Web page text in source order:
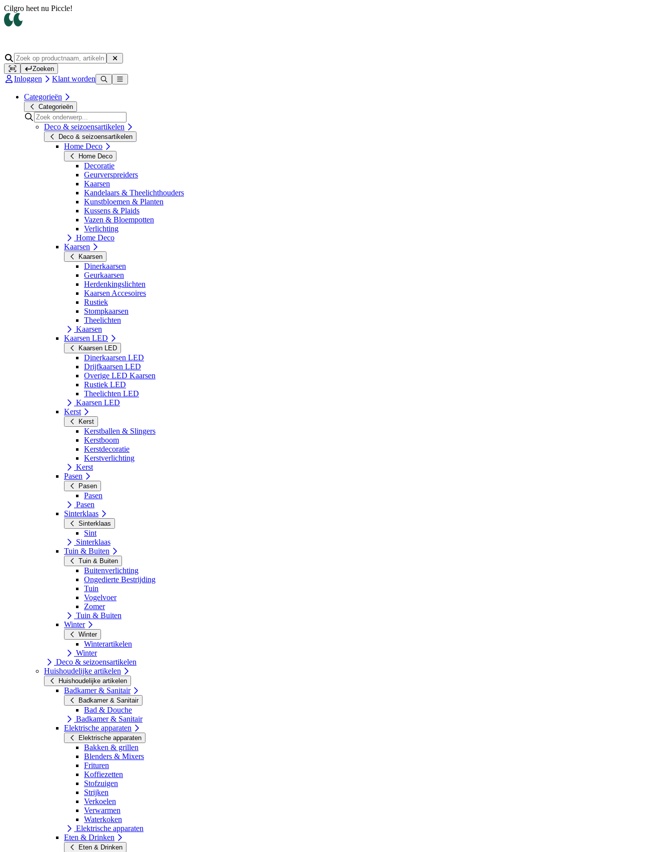
Cilgro heet nu Piccle!
Zoeken
Inloggen Klant worden
Categorieën
Categorieën
Deco & seizoensartikelen
Deco & seizoensartikelen
Home Deco
Home Deco
Decoratie
Geurverspreiders
Kaarsen
Kandelaars & Theelichthouders
Kunstbloemen & Planten
Kussens & Plaids
Vazen & Bloempotten
Verlichting
Home Deco
Kaarsen
Kaarsen
Dinerkaarsen
Geurkaarsen
Herdenkingslichten
Kaarsen Accesoires
Rustiek
Stompkaarsen
Theelichten
Kaarsen
Kaarsen LED
Kaarsen LED
Dinerkaarsen LED
Drijfkaarsen LED
Overige LED Kaarsen
Rustiek LED
Theelichten LED
Kaarsen LED
Kerst
Kerst
Kerstballen & Slingers
Kerstboom
Kerstdecoratie
Kerstverlichting
Kerst
Pasen
Pasen
Pasen
Pasen
Sinterklaas
Sinterklaas
Sint
Sinterklaas
Tuin & Buiten
Tuin & Buiten
Buitenverlichting
Ongedierte Bestrijding
Tuin
Vogelvoer
Zomer
Tuin & Buiten
Winter
Winter
Winterartikelen
Winter
Deco & seizoensartikelen
Huishoudelijke artikelen
Huishoudelijke artikelen
Badkamer & Sanitair
Badkamer & Sanitair
Bad & Douche
Badkamer & Sanitair
Elektrische apparaten
Elektrische apparaten
Bakken & grillen
Blenders & Mixers
Frituren
Koffiezetten
Stofzuigen
Strijken
Verkoelen
Verwarmen
Waterkoken
Elektrische apparaten
Eten & Drinken
Eten & Drinken